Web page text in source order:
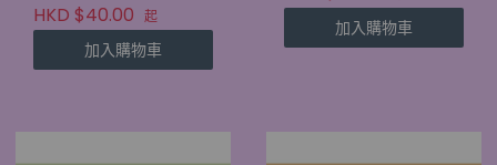
HKD $40.00 起
加入購物車
加入購物車